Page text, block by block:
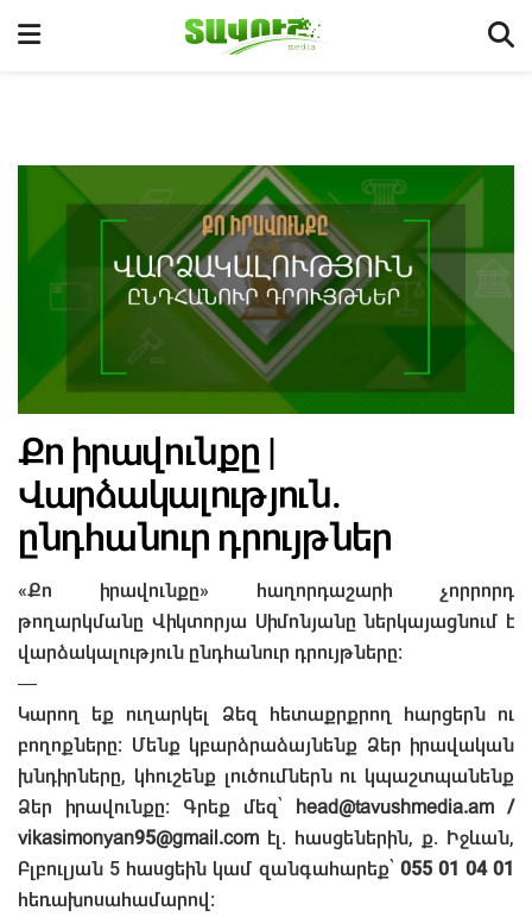
Քո իրավունքը |
Վարձակալություն.
ընդհանուր դրույթներ
«Քո իրավունքը» հաղորդաշարի չորրորդ
թողարկմանը Վիկտորյա Սիմոնյանը ներկայացնում է
վարձակալություն ընդհանուր դրույթները։
—
Կարող եք ուղարկել Ձեզ հետաքրքրող հարցերն ու
բողոքները: Մենք կբարձրաձայնենք Ձեր իրավական
խնդիրները, կհուշենք լուծումներն ու կպաշտպանենք
Ձեր իրավունքը: Գրեք մեզ՝
head@tavushmedia.am /
vikasimonyan95@gmail.com էլ. հասցեներին, ք. Իջևան,
Բլբուլյան 5 հասցեին կամ զանգահարեք՝ 055 01 04 01
հեռախոսահամարով: